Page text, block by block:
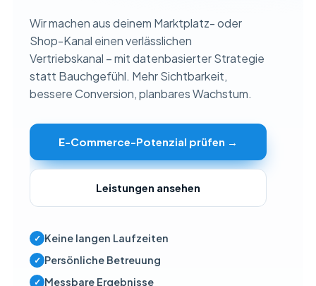
Wir machen aus deinem Marktplatz- oder
Shop-Kanal einen verlässlichen
Vertriebskanal – mit datenbasierter Strategie
statt Bauchgefühl. Mehr Sichtbarkeit,
bessere Conversion, planbares Wachstum.
E-Commerce-Potenzial prüfen →
Leistungen ansehen
✓ Keine langen Laufzeiten
✓ Persönliche Betreuung
✓ Messbare Ergebnisse